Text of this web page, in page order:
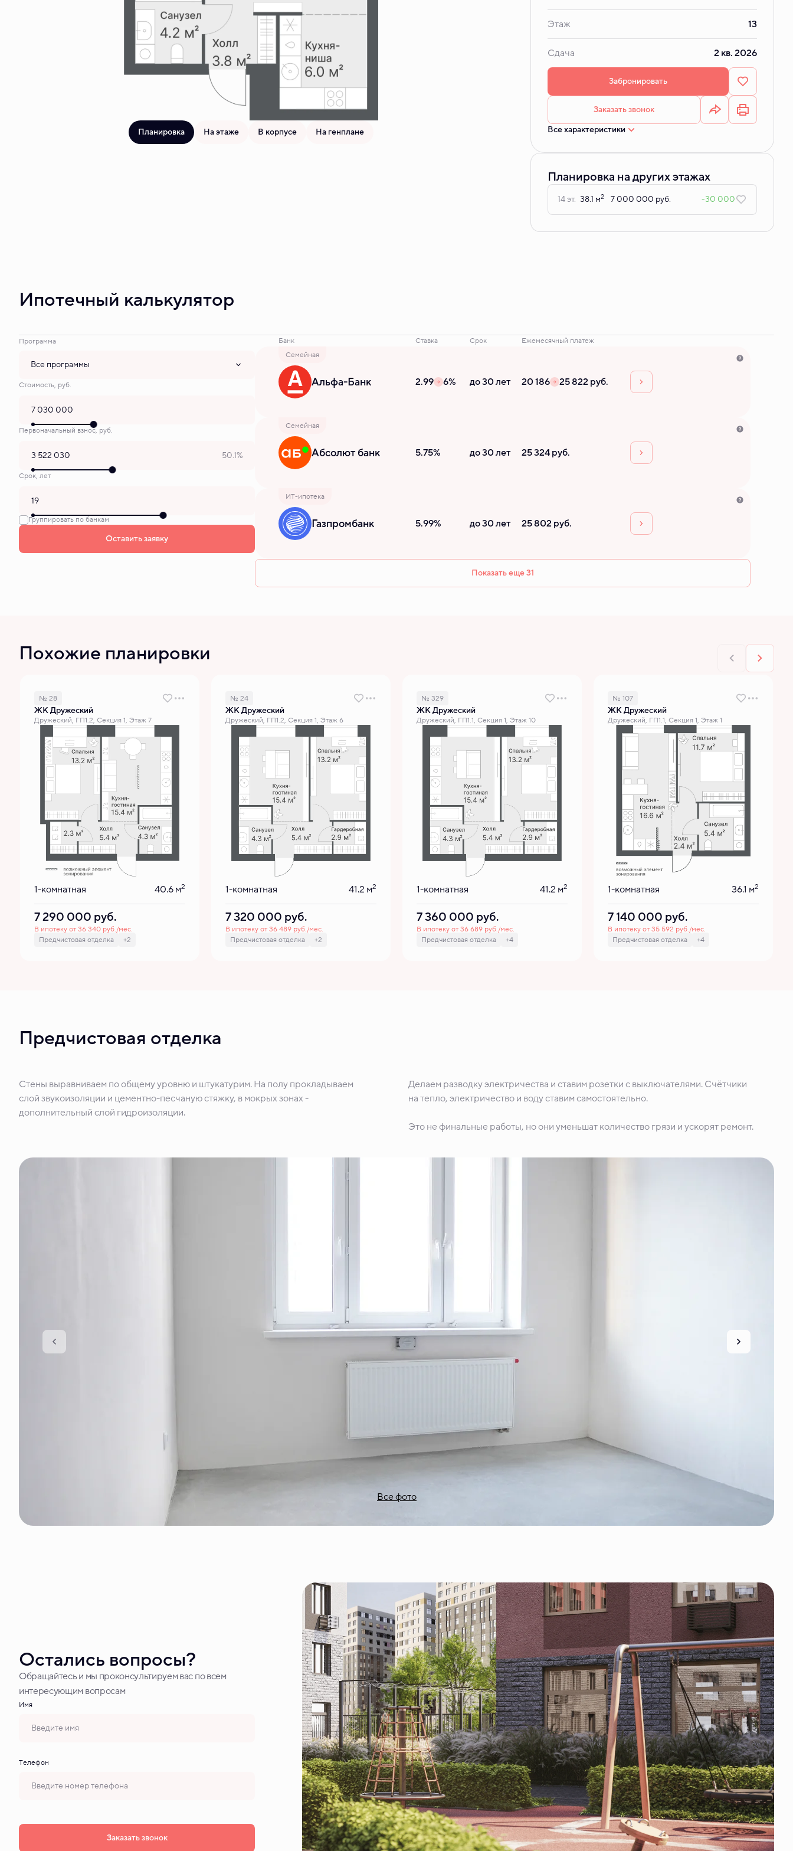
Планировка На этаже В корпусе На генплане
Этаж 13
Сдача 2 кв. 2026
Забронировать
Заказать звонок
Все характеристики
Планировка на других этажах
14 эт. 38.1 м2 7 000 000 руб. -30 000
Ипотечный калькулятор
Программа
Все программы
Стоимость, руб.
Первоначальный взнос, руб.
50.1%
Срок, лет
Группировать по банкам
Оставить заявку
Банк Ставка Срок
Ежемесячный платеж
Семейная
Альфа-Банк 2.99 6% до 30 лет 20 186 25 822 руб.
Семейная
Абсолют банк 5.75% до 30 лет 25 324 руб.
ИТ-ипотека
Газпромбанк 5.99% до 30 лет 25 802 руб.
Показать еще 31
Похожие планировки
№ 28
ЖК Дружеский
Дружеский, ГП1.2, Секция 1, Этаж 7
1-комнатная 40.6 м2
7 290 000 руб.
В ипотеку от 36 340 руб./мес.
Предчистовая отделка
+2
№ 24
ЖК Дружеский
Дружеский, ГП1.2, Секция 1, Этаж 6
1-комнатная 41.2 м2
7 320 000 руб.
В ипотеку от 36 489 руб./мес.
Предчистовая отделка
+2
№ 329
ЖК Дружеский
Дружеский, ГП1.1, Секция 1, Этаж 10
1-комнатная 41.2 м2
7 360 000 руб.
В ипотеку от 36 689 руб./мес.
Предчистовая отделка
+4
№ 107
ЖК Дружеский
Дружеский, ГП1.1, Секция 1, Этаж 1
1-комнатная 36.1 м2
7 140 000 руб.
В ипотеку от 35 592 руб./мес.
Предчистовая отделка
+4
Предчистовая отделка
Стены выравниваем по общему уровню и штукатурим. На полу прокладываем
слой звукоизоляции и цементно-песчаную стяжку, в мокрых зонах -
дополнительный слой гидроизоляции.
Делаем разводку электричества и ставим розетки с выключателями. Счётчики
на тепло, электричество и воду ставим самостоятельно.
Это не финальные работы, но они уменьшат количество грязи и ускорят ремонт.
Все фото
Остались вопросы?
Обращайтесь и мы проконсультируем вас по всем
интересующим вопросам
Имя
Tелефон
Заказать звонок